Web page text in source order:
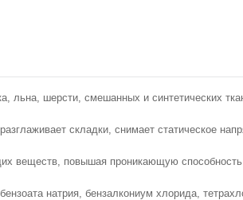
льна, шерсти, смешанных и синтетических
складки, снимает статическое
веществ, повышая проникающую
натрия, бензалкониум хлорида,